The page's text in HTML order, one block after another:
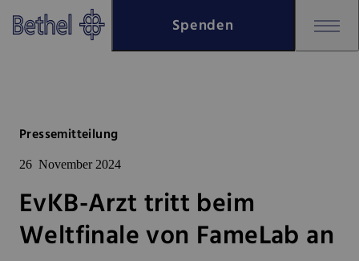
Zum Hauptinhalt springen
Zur Fußzeile springen
Spenden
Pressemitteilung
26 November 2024
EvKB-Arzt tritt beim
Weltfinale von FameLab an